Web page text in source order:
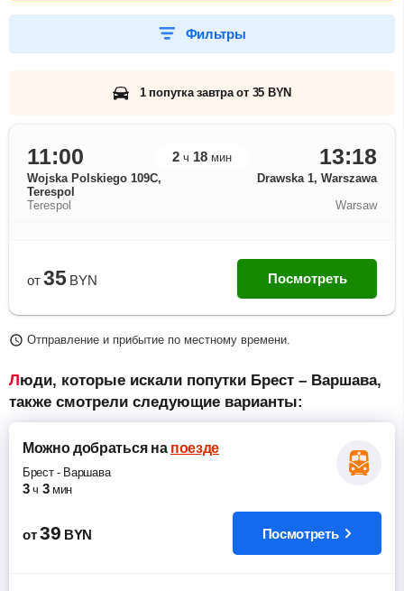
Фильтры
1 попутка завтра от 35 BYN
11:00 2 ч 18 мин 13:18
Wojska Polskiego 109C,
Terespol
Drawska 1, Warszawa
Terespol
Warsaw
от 35 BYN Посмотреть
Отправление и прибытие по местному времени.
Люди, которые искали попутки Брест – Варшава,
также смотрели следующие варианты:
Можно добратьсяна поезде
Брест- Варшава
3 ч 3 мин
от 39 BYN Посмотреть